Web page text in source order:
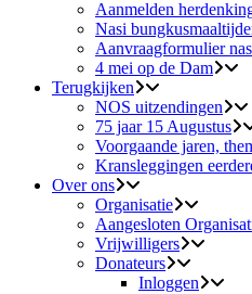
Aanmelden
Nasi
Aanvraagformulier
4 mei op de Dam
Terugkijken
NOS uitzendingen
75 jaar 15 Augustus
Voorgaande jaren,
Kransleggingen
Over ons
Organisatie
Aangesloten
Vrijwilligers
Donateurs
Inloggen